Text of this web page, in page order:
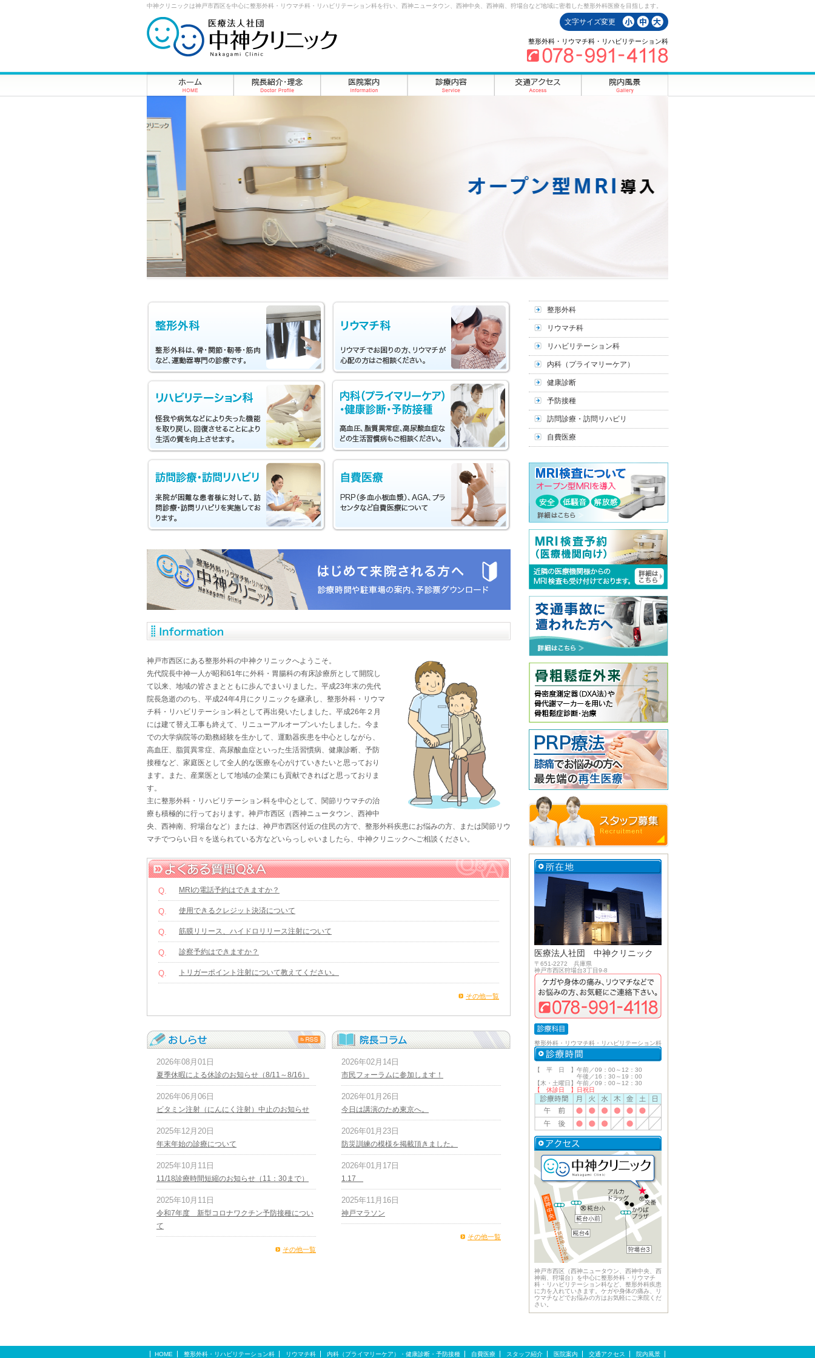
中神クリニックは神戸市西区を中心に整形外科・リウマチ科・リハビリテーション科を行い、西神ニュータウン、西神中央、西神南、狩場台など地域に密着した整形外科医療を目指します。
文字サイズ変更
整形外科・リウマチ科・リハビリテーション科
神戸市西区にある整形外科の中神クリニックへようこそ。
先代院長中神一人が昭和61年に外科・胃腸科の有床診療所として開院し
て以来、地域の皆さまとともに歩んでまいりました。平成23年末の先代
院長急逝ののち、平成24年4月にクリニックを継承し、整形外科・リウマ
チ科・リハビリテーション科として再出発いたしました。平成26年２月
には建て替え工事も終えて、リニューアルオープンいたしました。今ま
での大学病院等の勤務経験を生かして、運動器疾患を中心としながら、
高血圧、脂質異常症、高尿酸血症といった生活習慣病、健康診断、予防
接種など、家庭医として全人的な医療を心がけていきたいと思っており
ます。また、産業医として地域の企業にも貢献できればと思っておりま
す。
主に整形外科・リハビリテーション科を中心として、関節リウマチの治
療も積極的に行っております。神戸市西区（西神ニュータウン、西神中
央、西神南、狩場台など）または、神戸市西区付近の住民の方で、整形外科疾患にお悩みの方、または関節リウ
マチでつらい日々を送られている方などいらっしゃいましたら、中神クリニックへご相談ください。
Q. MRIの電話予約はできますか？
Q. 使用できるクレジット決済について
Q. 筋膜リリース、ハイドロリリース注射について
Q. 診察予約はできますか？
Q. トリガーポイント注射について教えてください。
その他一覧
2026年08月01日
夏季休暇による休診のお知らせ（8/11～8/16）
2026年06月06日
ビタミン注射（にんにく注射）中止のお知らせ
2025年12月20日
年末年始の診療について
2025年10月11日
11/18診療時間短縮のお知らせ（11：30まで）
2025年10月11日
令和7年度 新型コロナワクチン予防接種につい
て
その他一覧
2026年02月14日
市民フォーラムに参加します！
2026年01月26日
今日は講演のため東京へ。
2026年01月23日
防災訓練の模様を掲載頂きました。
2026年01月17日
1.17
2025年11月16日
神戸マラソン
その他一覧
整形外科
リウマチ科
リハビリテーション科
内科（プライマリーケア）
健康診断
予防接種
訪問診療・訪問リハビリ
自費医療
医療法人社団 中神クリニック
〒651-2272 兵庫県
神戸市西区狩場台3丁目9-8
整形外科・リウマチ科・リハビリテーション科
【 平 日 】午前／09：00～12：30
午後／16：30～19：00
【木・土曜日】午前／09：00～12：30
【 休診日 】日祝日
神戸市西区（西神ニュータウン、西神中央、西
神南、狩場台）を中心に整形外科・リウマチ
科・リハビリテーション科など、整形外科疾患
に力を入れていきます。ケガや身体の痛み、リ
ウマチなどでお悩みの方はお気軽にご来院くだ
さい。
HOME 整形外科・リハビリテーション科 リウマチ科 内科（プライマリーケア）・健康診断・予防接種 自費医療 スタッフ紹介 医院案内 交通アクセス 院内風景